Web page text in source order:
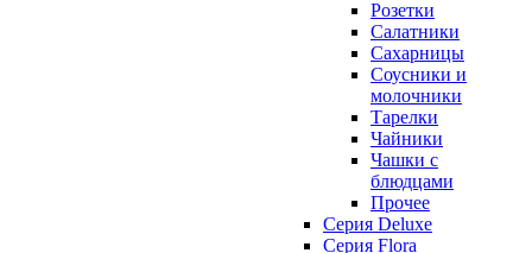
Розетки
Салатники
Сахарницы
Соусники и
молочники
Тарелки
Чайники
Чашки с
блюдцами
Прочее
Серия Deluxe
Серия Flora